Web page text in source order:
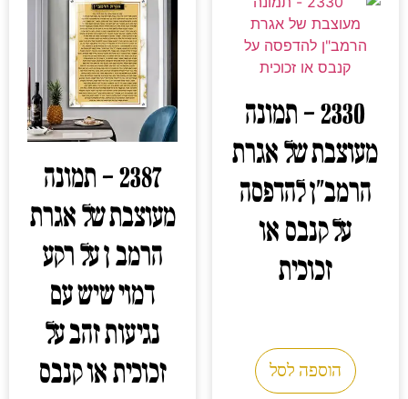
2330 – תמונה
מעוצבת של אגרת
הרמב"ן להדפסה
על קנבס או
זכוכית
הוספה לסל
2387 – תמונה
מעוצבת של אגרת
הרמב ן על רקע
דמוי שיש עם
נגיעות זהב על
זכוכית או קנבס